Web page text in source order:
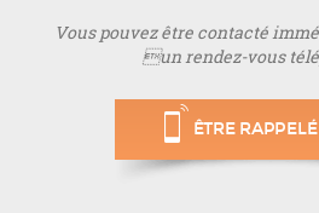
Vous pouvez être contacté
un rendez-vous
ÊTRE RAPPELÉ